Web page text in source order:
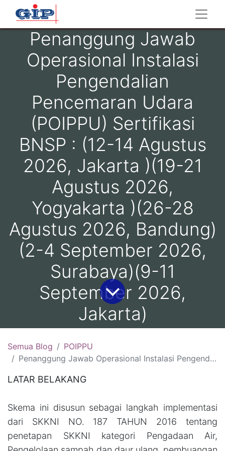
Penanggung Jawab
Operasional Instalasi
Pengendalian
Pencemaran Udara
(POIPPU) Sertifikasi
BNSP : (12-14 Agustus
2026, Jakarta )(19-21
Agustus 2026,
Yogyakarta )(26-28
Agustus 2026, Bandung)
(2-4 September 2026,
Surabaya)(9-11
September 2026,
Jakarta)
Semua Blog
POIPPU
Penanggung Jawab Operasional Instalasi Pengendalian Pencemaran Udara (POIPPU) Sertifikasi BNSP : (12-14 Agustus 2026, Jakarta )(19-21 Agustus 2026, Yogyakarta )(26-28 Agustus 2026, Bandung)(2-4 September 2026, Surabaya)(9-11 September 2026, Jakarta)
LATAR BELAKANG
Skema ini disusun sebagai langkah implementasi
dari SKKNI NO. 187 TAHUN 2016 tentang
penetapan SKKNI kategori Pengadaan Air,